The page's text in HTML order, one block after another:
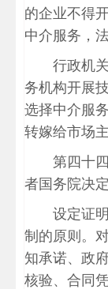
的企业不得
中介服务，
行政机
务机构开展
选择中介服
转嫁给市场
第四十
者国务院决定
设定证
制的原则。
知承诺、政
核验、合同